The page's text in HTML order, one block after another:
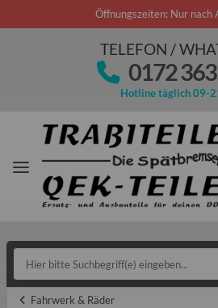
Öffnungszeiten: Nur nach
TELEFON /
0172
Hotline täglich 09-
Fahrwerk & Räder